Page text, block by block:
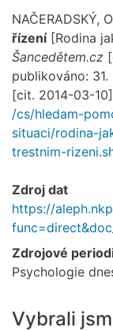
NAČERADSKÝ,
řízení[Rodina
Šancedětem.cz
publikováno:
[cit. 2014-03-
/cs/hledam-
situaci/rodina-
trestnim-
Zdroj dat
https://
Zdrojové
Psychologie
Vybrali